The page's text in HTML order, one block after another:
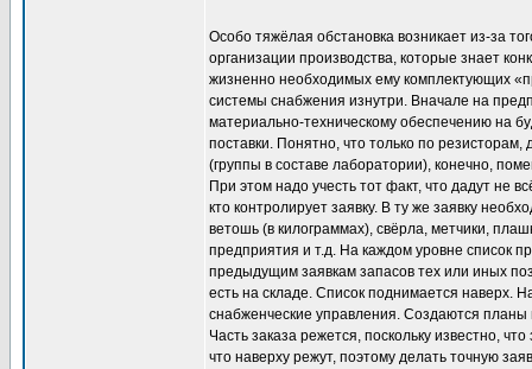
Особо тяжёлая обстановка возникает из-за
организации производства, которые знает
жизненно необходимых ему комплектующих
системы снабжения изнутри. Вначале на
материально-техническому обеспечению на
поставки. Понятно, что только по резисторам,
(группы в составе лаборатории), конечно,
При этом надо учесть тот факт, что дадут не
кто контролирует заявку. В ту же заявку
ветошь (в килограммах), свёрла, метчики,
предприятия и т.д. На каждом уровне список
предыдущим заявкам запасов тех или иных
есть на складе. Список поднимается наверх.
снабженческие управления. Создаются планы
Часть заказа режется, поскольку известно,
что наверху режут, поэтому делать точную